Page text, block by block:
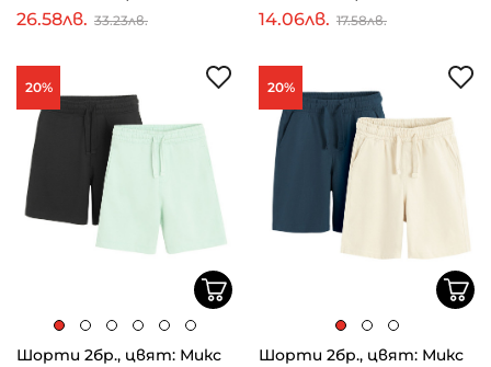
26.58лв. 33.23лв.
14.06лв. 17.58лв.
20%
Шорти 2бр., цвят: Микс
20%
Шорти 2бр., цвят: Микс